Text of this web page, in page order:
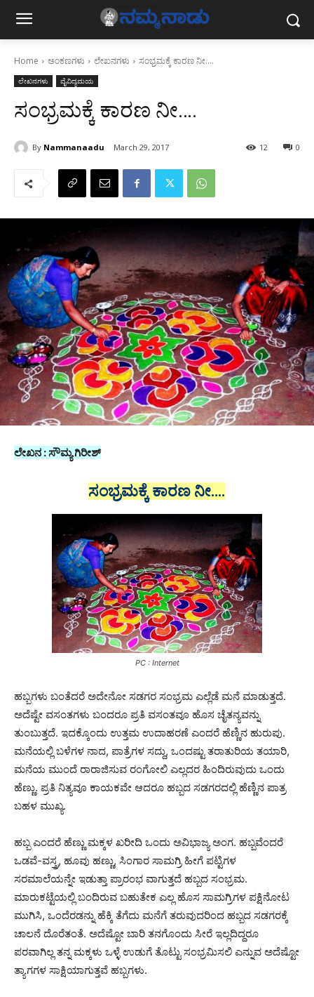
Home ಅಂಕಣಗಳು ಲೇಖನಗಳು ಸಂಭ್ರಮಕ್ಕೆ ಕಾರಣ ನೀ....
ಲೇಖನಗಳು ವೈವಿದ್ಯಮಯ
ಸಂಭ್ರಮಕ್ಕೆ ಕಾರಣ ನೀ….
By Nammanaadu March 29, 2017 0
12
ಲೇಖನ : ಸೌಮ್ಯ ಗಿರೀಶ್
ಸಂಭ್ರಮಕ್ಕೆ ಕಾರಣ ನೀ….
PC : Internet
ಹಬ್ಬಗಳು ಬಂತೆದರೆ ಅದೇನೋ ಸಡಗರ ಸಂಭ್ರಮ ಎಲ್ಲೆಡೆ ಮನೆ ಮಾಡುತ್ತದೆ.
ಅದೆಷ್ಟೇ ವಸಂತಗಳು ಬಂದರೂ ಪ್ರತಿ ವಸಂತವೂ ಹೊಸ ಚೈತನ್ಯವನ್ನು
ತುಂಬುತ್ತದೆ. ಇದಕ್ಕೊಂದು ಉತ್ತಮ ಉದಾಹರಣೆ ಎಂದರೆ ಹೆಣ್ಣಿನ ಹುರುಪು.
ಮನೆಯಲ್ಲಿ ಬಳೆಗಳ ನಾದ, ಪಾತ್ರೆಗಳ ಸದ್ದು, ಒಂದಷ್ಟು ತರಾತುರಿಯ ತಯಾರಿ,
ಮನೆಯ ಮುಂದೆ ರಾರಾಜಿಸುವ ರಂಗೋಲಿ ಎಲ್ಲದರ ಹಿಂದಿರುವುದು ಒಂದು
ಹೆಣ್ಣು. ಪ್ರತಿ ನಿತ್ಯವೂ ಕಾಯಕವೇ ಆದರೂ ಹಬ್ಬದ ಸಡಗರದಲ್ಲಿ ಹೆಣ್ಣಿನ ಪಾತ್ರ
ಬಹಳ ಮುಖ್ಯ.
ಹಬ್ಬ ಎಂದರೆ ಹೆಣ್ಣು ಮಕ್ಕಳ ಖರೀದಿ ಒಂದು ಅವಿಭಾಜ್ಯ ಅಂಗ. ಹಬ್ಬವೆಂದರೆ
ಒಡವೆ-ವಸ್ತ್ರ, ಹೂವು ಹಣ್ಣು, ಸಿಂಗಾರ ಸಾಮಗ್ರಿ ಹೀಗೆ ಪಟ್ಟಿಗಳ
ಸರಮಾಲೆಯನ್ನೇ ಇಡುತ್ತಾ ಪ್ರಾರಂಭ ವಾಗುತ್ತದೆ ಹಬ್ಬದ ಸಂಭ್ರಮ.
ಮಾರುಕಟ್ಟೆಯಲ್ಲಿ ಬಂದಿರುವ ಬಹುತೇಕ ಎಲ್ಲ ಹೊಸ ಸಾಮಗ್ರಿಗಳ ಪಕ್ಷಿನೋಟ
ಮುಗಿಸಿ, ಒಂದೆರಡನ್ನು ಹೆಕ್ಕಿ ತೆಗೆದು ಮನೆಗೆ ತರುವುದರಿಂದ ಹಬ್ಬದ ಸಡಗರಕ್ಕೆ
ಚಾಲನೆ ದೊರೆತಂತೆ. ಅದೆಷ್ಟೋ ಬಾರಿ ತನಗೊಂದು ಸೀರೆ ಇಲ್ಲದಿದ್ದರೂ
ಪರವಾಗಿಲ್ಲ ತನ್ನ ಮಕ್ಕಳು ಒಳ್ಳೆ ಉಡುಗೆ ತೊಟ್ಟು ಸಂಭ್ರಮಿಸಲಿ ಎನ್ನುವ ಅದೆಷ್ಟೋ
ತ್ಯಾಗಗಳ ಸಾಕ್ಷಿಯಾಗುತ್ತವೆ ಹಬ್ಬಗಳು.